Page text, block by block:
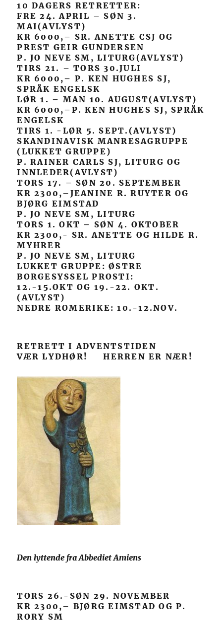
10 DAGERS RETRETTER:
FRE 24. APRIL – SØN 3.
MAI(AVLYST)
KR 6000,– SR. ANETTE CSJ OG
PREST GEIR GUNDERSEN
P. JO NEVE SM, LITURG(AVLYST)
TIRS 21. – TORS 30.JULI
KR 6000,– P. KEN HUGHES SJ,
SPRÅK ENGELSK
LØR 1. – MAN 10. AUGUST(AVLYST)
KR 6000,–P. KEN HUGHES SJ, SPRÅK
ENGELSK
TIRS 1. -LØR 5. SEPT.(AVLYST)
SKANDINAVISK MANRESAGRUPPE
(LUKKET GRUPPE)
P. RAINER CARLS SJ, LITURG OG
INNLEDER(AVLYST)
TORS 17. – SØN 20. SEPTEMBER
KR 2300,–JEANINE R. RUYTER OG
BJØRG EIMSTAD
P. JO NEVE SM, LITURG
TORS 1. OKT – SØN 4. OKTOBER
KR 2300,- SR. ANETTE OG HILDE R.
MYHRER
P. JO NEVE SM, LITURG
LUKKET GRUPPE: ØSTRE
BORGESYSSEL PROSTI:
12.-15.OKT OG 19.-22. OKT.
(AVLYST)
NEDRE ROMERIKE: 10.-12.NOV.
RETRETT I ADVENTSTIDEN
VÆR LYDHØR! HERREN ER NÆR!
Den lyttende fra Abbediet Amiens
TORS 26.-SØN 29. NOVEMBER
KR 2300,– BJØRG EIMSTAD OG P.
RORY SM